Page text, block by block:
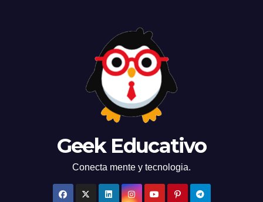
Geek Educativo
Conecta mente y tecnologia.